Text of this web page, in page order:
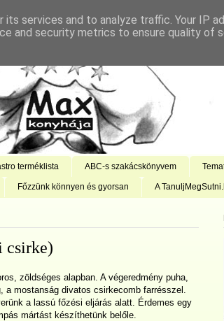
terméklista ABC-s szakácskönyvem
Főzzünk könnyen és gyorsan A
csirke)
zöldséges alapban. A végeredmény puha,
mostanság divatos csirkecomb farrésszel.
a lassú főzési eljárás alatt. Érdemes egy
mártást készíthetünk belőle.
services and to analyze traffic. Your IP
and security metrics to ensure quality of